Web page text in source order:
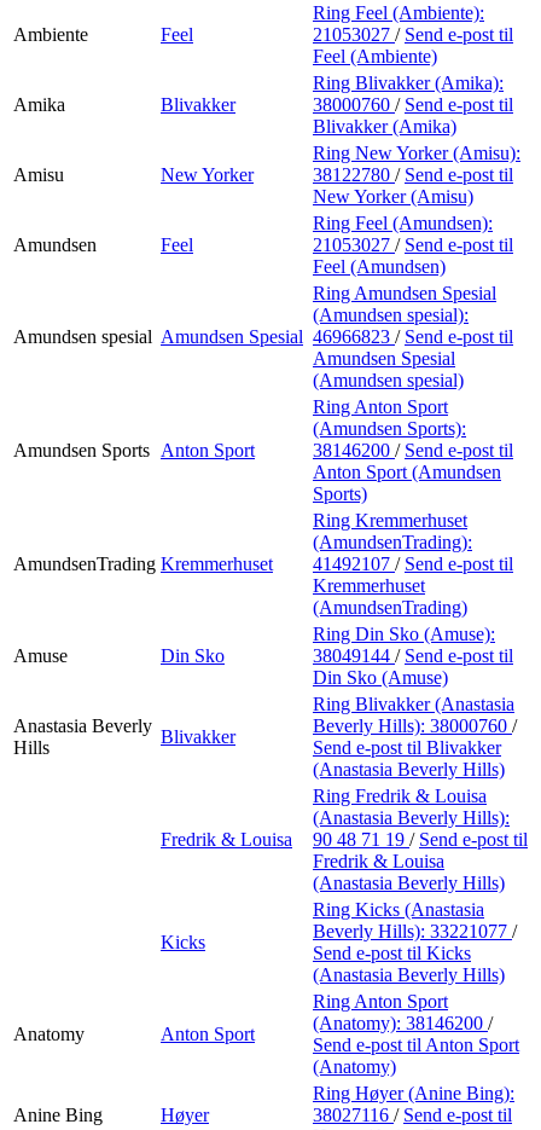
Ambiente Feel
Ring Feel (Ambiente):
21053027 / Send e-post til
Feel (Ambiente)
Amika Blivakker
Ring Blivakker (Amika):
38000760 / Send e-post til
Blivakker (Amika)
Amisu New Yorker
Ring New Yorker (Amisu):
38122780 / Send e-post til
New Yorker (Amisu)
Amundsen Feel
Ring Feel (Amundsen):
21053027 / Send e-post til
Feel (Amundsen)
Amundsen spesial Amundsen Spesial
Ring Amundsen Spesial
(Amundsen spesial):
46966823 / Send e-post til
Amundsen Spesial
(Amundsen spesial)
Amundsen Sports Anton Sport
Ring Anton Sport
(Amundsen Sports):
38146200 / Send e-post til
Anton Sport (Amundsen
Sports)
AmundsenTrading Kremmerhuset
Ring Kremmerhuset
(AmundsenTrading):
41492107 / Send e-post til
Kremmerhuset
(AmundsenTrading)
Amuse Din Sko
Ring Din Sko (Amuse):
38049144 / Send e-post til
Din Sko (Amuse)
Anastasia Beverly
Hills
Blivakker
Ring Blivakker (Anastasia
Beverly Hills): 38000760 /
Send e-post til Blivakker
(Anastasia Beverly Hills)
Fredrik & Louisa
Ring Fredrik & Louisa
(Anastasia Beverly Hills):
90 48 71 19 / Send e-post til
Fredrik & Louisa
(Anastasia Beverly Hills)
Kicks
Ring Kicks (Anastasia
Beverly Hills): 33221077 /
Send e-post til Kicks
(Anastasia Beverly Hills)
Anatomy Anton Sport
Ring Anton Sport
(Anatomy): 38146200 /
Send e-post til Anton Sport
(Anatomy)
Anine Bing Høyer
Ring Høyer (Anine Bing):
38027116 / Send e-post til